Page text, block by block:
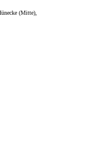
(Mitte),